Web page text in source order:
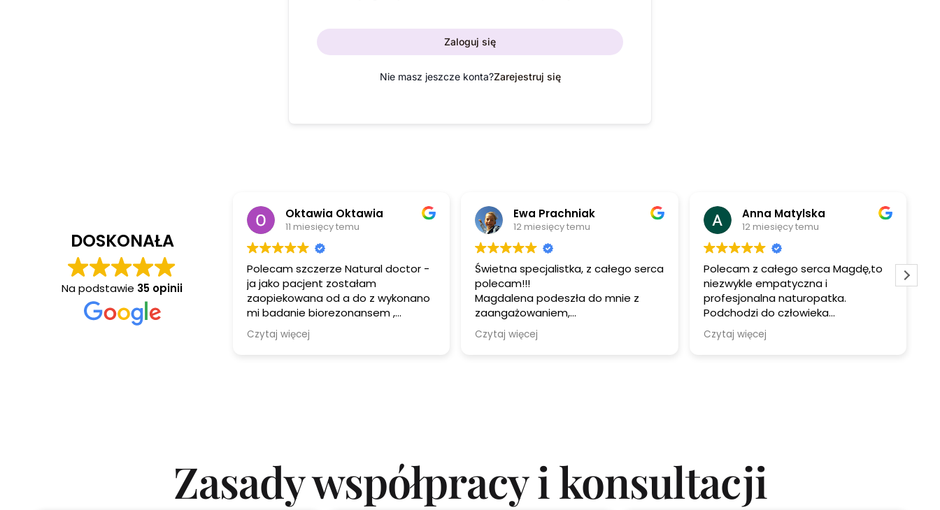
Zaloguj się
Nie masz jeszcze konta?Zarejestruj się
DOSKONAŁA
Na podstawie 35 opinii
Oktawia Oktawia
11 miesięcy temu
Polecam szczerze Natural doctor -
ja jako pacjent zostałam
zaopiekowana od a do z wykonano
mi badanie biorezonansem ,
badanie na pasozyty
przeprowadzono dokładnie wywiad i
Czytaj więcej
Ewa Prachniak
12 miesięcy temu
Świetna specjalistka, z całego serca
polecam!!!
Magdalena podeszła do mnie z
zaangażowaniem,
profesjonalizmem serdecznością i
prawdziwą troską. Wykazała się
Czytaj więcej
Anna Matylska
12 miesięcy temu
Polecam z całego serca Magdę,to
niezwykle empatyczna i
profesjonalna naturopatka.
Podchodzi do człowieka
całościowo, z ogromnym
zaangażowaniem i wiedzą. Potrafi
Czytaj więcej
Zasady współpracy i konsultacji